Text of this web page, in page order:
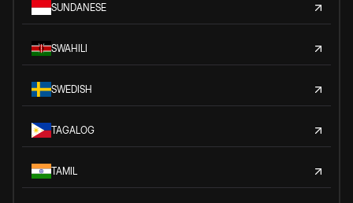
SUNDANESE
SWAHILI
SWEDISH
TAGALOG
TAMIL